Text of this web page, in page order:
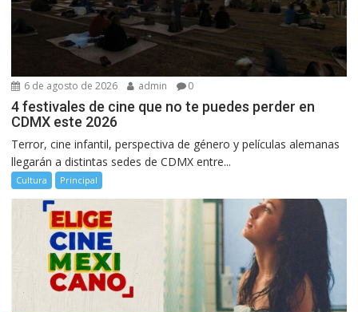
6 de agosto de 2026 admin 0
4 festivales de cine que no te puedes perder en
CDMX este 2026
Terror, cine infantil, perspectiva de género y películas alemanas
llegarán a distintas sedes de CDMX entre...
Cultura Principal